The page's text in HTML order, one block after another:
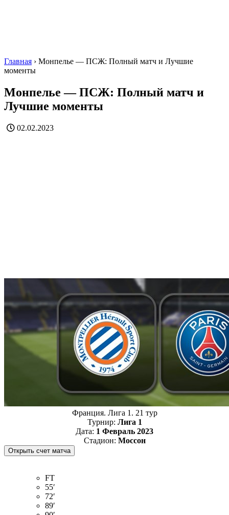
Главная›Монпелье — ПСЖ: Полный матч и Лучшие
моменты